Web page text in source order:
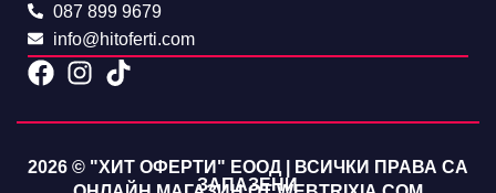
087 899 9679
info@hitoferti.com
2026 © "ХИТ ОФЕРТИ" ЕООД | ВСИЧКИ ПРАВА СА
ЗАПАЗЕНИ